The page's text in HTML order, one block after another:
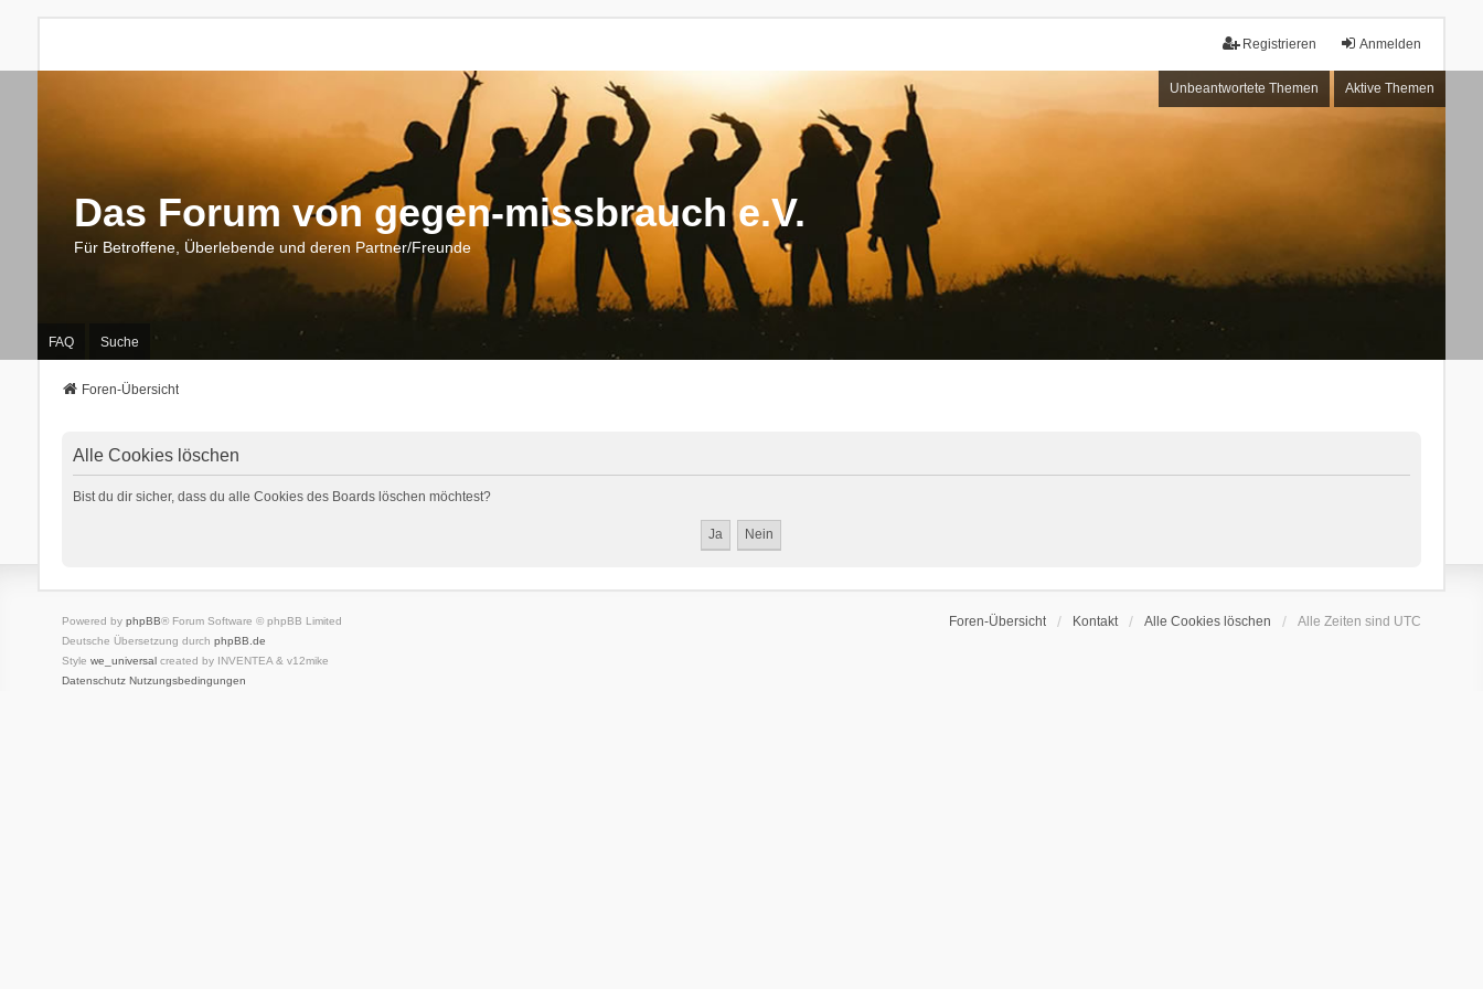
Anmelden
Registrieren
Unbeantwortete Themen Aktive Themen
Das Forum von gegen-missbrauch e.V.
Für Betroffene, Überlebende und deren Partner/Freunde
FAQ Suche
Foren-Übersicht
Alle Cookies löschen
Bist du dir sicher, dass du alle Cookies des Boards löschen möchtest?
Foren-Übersicht Kontakt Alle Cookies löschen Alle Zeiten sind UTC
Powered by phpBB® Forum Software © phpBB Limited
Deutsche Übersetzung durch phpBB.de
Style we_universalcreated by INVENTEA & v12mike
Datenschutz Nutzungsbedingungen